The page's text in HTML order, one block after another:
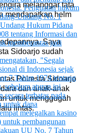
melanggar tata
mendapatkan helm
Saya
Sidoarjo sudah
Polresta Sidoarjo
dan anak-anak
untuk menggugah
lintas.